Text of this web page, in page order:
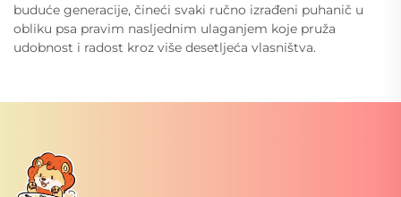
buduće generacije, čineći svaki ručno izrađeni puhanič u
obliku psa pravim nasljednim ulaganjem koje pruža
udobnost i radost kroz više desetljeća vlasništva.